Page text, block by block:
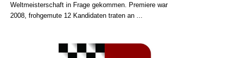
Weltmeisterschaft in Frage gekommen. Premiere war
2008, frohgemute 12 Kandidaten traten an ...